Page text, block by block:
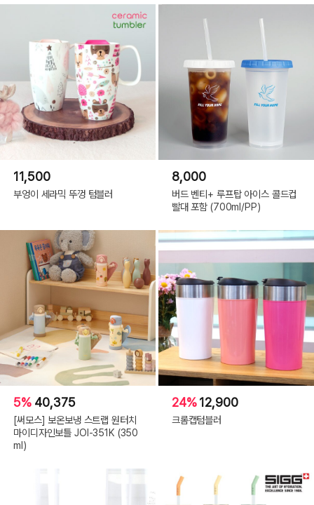
11,500
부엉이 세라믹 뚜껑 텀블러
8,000
버드 벤티+ 루프탑 아이스 콜드컵
빨대 포함 (700ml/PP)
5% 40,375
[써모스] 보온보냉 스트랩 원터치
마이디자인보틀 JOI-351K (350
ml)
24%12,900
크롬캡텀블러